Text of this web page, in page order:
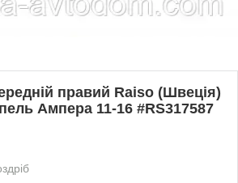
правий Raiso (Швеція)
Ампера 11-16 #RS317587